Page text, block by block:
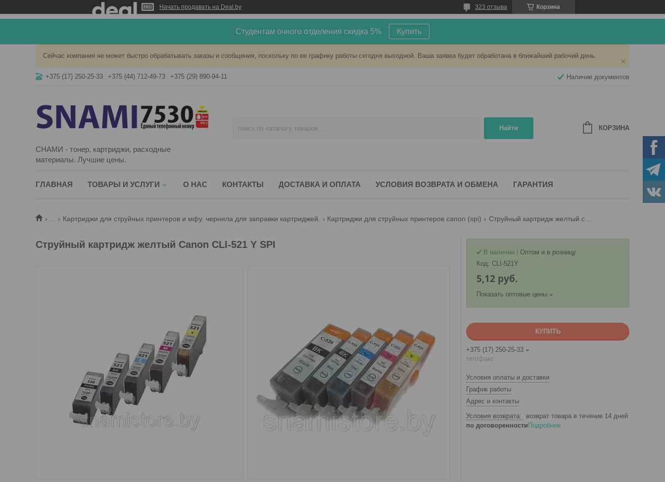
Начать продавать на Deal.by Корзина
323 отзыва
Студентам очного отделения скидка 5% Купить
Сейчас компания не может быстро обрабатывать заказы и сообщения, поскольку по ее графику работы сегодня выходной. Ваша заявка будет обработана в ближайший рабочий день.
+375 (17) 250-25-33 +375 (44) 712-49-73 +375 (29) 890-94-11 Наличие документов
СНАМИ - тонер, картриджи, расходные
материалы. Лучшие цены.
Найти КОРЗИНА
ГЛАВНАЯ ТОВАРЫ И УСЛУГИ О НАС КОНТАКТЫ ДОСТАВКА И ОПЛАТА УСЛОВИЯ ВОЗВРАТА И ОБМЕНА ГАРАНТИЯ
Картриджи для струйных принтеров и мфу. чернила для заправки картриджей. Картриджи для струйных принтеров canon (spi) Струйный картридж желтый canon cli-521 y spi
Струйный картридж желтый Canon CLI-521 Y SPI
В наличии
Оптом и в розницу
Код: CLI-521Y
5,12 руб.
Показать оптовые цены
КУПИТЬ
+375 (17) 250-25-33
тел/факс
Условия оплаты и доставки
График работы
Адрес и контакты
возврат товара в течение 14 дней
по договоренности Подробнее